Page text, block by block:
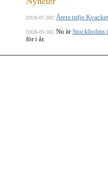
[2026-07-28] :Årets trdje
[2026-05-16] : Nu ärStockholms
för i år.